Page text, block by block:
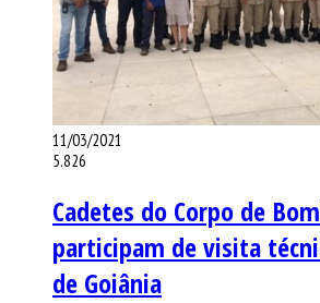
11/03/2021
5.826
Cadetes do Corpo de
participam de visita
de Goiânia